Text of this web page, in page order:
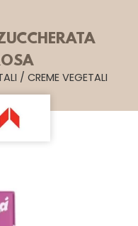
/ CREME VEGETALI